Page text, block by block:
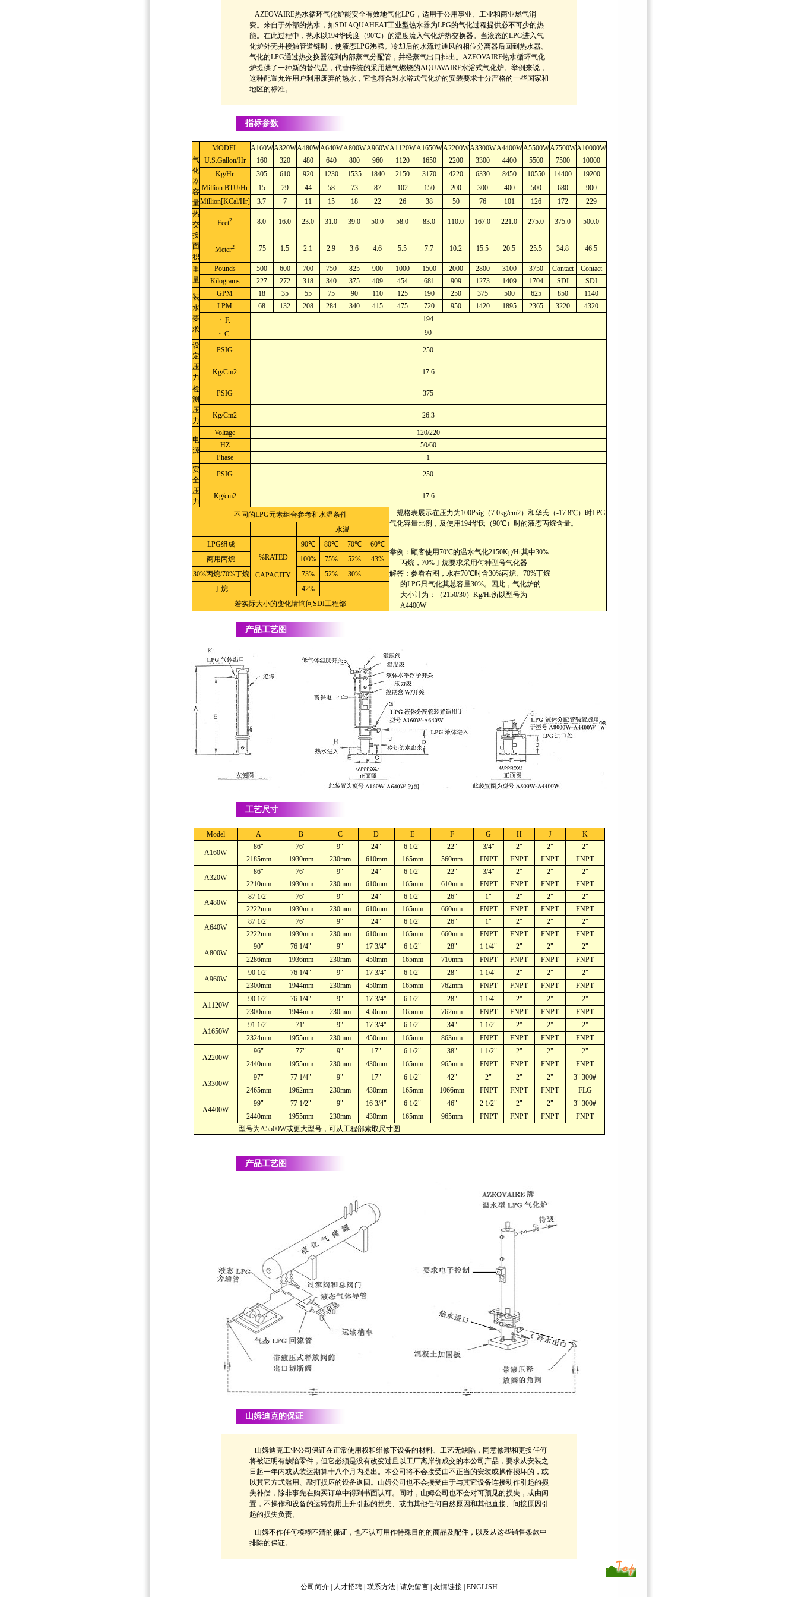
AZEOVAIRE热水循环气化炉能安全有效地气化LPG，适用于公用事业、工业和商业燃气消
费。来自于外部的热水，如SDI AQUAHEAT工业型热水器为LPG的气化过程提供必不可少的热
能。在此过程中，热水以194华氏度（90℃）的温度流入气化炉热交换器。当液态的LPG进入气
化炉外壳并接触管道链时，使液态LPG沸腾。冷却后的水流过通风的相位分离器后回到热水器。
气化的LPG通过热交换器流到内部蒸气分配管，并经蒸气出口排出。AZEOVAIRE热水循环气化
炉提供了一种新的替代品，代替传统的采用燃气燃烧的AQUAVAIRE水浴式气化炉。举例来说，
这种配置允许用户利用废弃的热水，它也符合对水浴式气化炉的安装要求十分严格的一些国家和
地区的标准。
指标参数
MODEL A160WA320WA480WA640WA800WA960WA1120WA1650WA2200WA3300WA4400WA5500WA7500WA10000W
气
化
器
容
量
U.S.Gallon/Hr 160 320 480 640 800 960 1120 1650 2200 3300 4400 5500 7500
10000
Kg/Hr
305 610 920 1230 1535 1840 2150 3170 4220 6330 8450 10550 14400
19200
Million BTU/Hr
15 29 44 58 73 87 102 150 200 300 400 500 680
900
Million[KCal/Hr]
3.7 7 11 15 18 22 26 38 50 76 101 126 172
229
热
交
换
面
积
Feet2 8.0 16.0 23.0 31.0 39.0 50.0 58.0 83.0 110.0 167.0 221.0 275.0 375.0 500.0
Meter2 .75 1.5 2.1 2.9 3.6 4.6 5.5 7.7 10.2 15.5 20.5 25.5 34.8 46.5
重
量
Pounds 500 600 700 750 825 900 1000 1500 2000 2800 3100 3750 Contact
Contact
Kilograms
227 272 318 340 375 409 454 681 909 1273 1409 1704 SDI
SDI
装
水
要
求
GPM 18 35 55 75 90 110 125 190 250 375 500 625 850
1140
LPM
68 132 208 284 340 415 475 720 950 1420 1895 2365 3220 4320
F. 194
C.
90
设
定
压
力
PSIG 250
Kg/Cm2
17.6
检
测
压
力
PSIG 375
Kg/Cm2 26.3
电
源
Voltage
120/220
HZ
50/60
Phase
1
安
全
压
力
PSIG 250
Kg/cm2 17.6
不同的LPG元素组合参考和水温条件
规格表展示在压力为100Psig（7.0kg/cm2）和华氏（-17.8℃）时LPG
气化容量比例，及使用194华氏（90℃）时的液态丙烷含量。
举例：顾客使用70℃的温水气化2150Kg/Hr其中30%
丙烷，70%丁烷要求采用何种型号气化器
解答：参看右图，水在70℃时含30%丙烷、70%丁烷
的LPG只气化其总容量30%。因此，气化炉的
大小计为：（2150/30）Kg/Hr所以型号为
A4400W
水温
LPG组成
%RATED
CAPACITY
90℃ 80℃ 70℃
60℃
商用丙烷
100% 75% 52%
43%
30%丙烷/70%丁烷
73% 52%
30%
丁烷
42%
若实际大小的变化请询问SDI工程部
产品工艺图
工艺尺寸
Model A B C D E F G H J K
A160W
86" 76" 9" 24" 6 1/2" 22" 3/4" 2" 2"
2"
2185mm
1930mm 230mm 610mm 165mm 560mm FNPT FNPT FNPT FNPT
A320W
86" 76" 9" 24" 6 1/2" 22" 3/4" 2" 2"
2"
2210mm
1930mm 230mm 610mm 165mm 610mm FNPT FNPT FNPT FNPT
A480W
87 1/2" 76" 9" 24" 6 1/2" 26" 1" 2" 2"
2"
2222mm
1930mm 230mm 610mm 165mm 660mm FNPT FNPT FNPT FNPT
A640W
87 1/2" 76" 9" 24" 6 1/2" 26" 1" 2" 2"
2"
2222mm
1930mm 230mm 610mm 165mm 660mm FNPT FNPT FNPT FNPT
A800W
90" 76 1/4" 9" 17 3/4" 6 1/2" 28" 1 1/4" 2" 2"
2"
2286mm
1936mm 230mm 450mm 165mm 710mm FNPT FNPT FNPT FNPT
A960W
90 1/2" 76 1/4" 9" 17 3/4" 6 1/2" 28" 1 1/4" 2" 2"
2"
2300mm
1944mm 230mm 450mm 165mm 762mm FNPT FNPT FNPT FNPT
A1120W
90 1/2" 76 1/4" 9" 17 3/4" 6 1/2" 28" 1 1/4" 2" 2"
2"
2300mm
1944mm 230mm 450mm 165mm 762mm FNPT FNPT FNPT FNPT
A1650W
91 1/2" 71" 9" 17 3/4" 6 1/2" 34" 1 1/2" 2" 2"
2"
2324mm
1955mm 230mm 450mm 165mm 863mm FNPT FNPT FNPT FNPT
A2200W
96" 77" 9" 17" 6 1/2" 38" 1 1/2" 2" 2"
2"
2440mm
1955mm 230mm 430mm 165mm 965mm FNPT FNPT FNPT FNPT
A3300W
97" 77 1/4" 9" 17" 6 1/2" 42" 2" 2" 2"
3" 300#
2465mm
1962mm 230mm 430mm 165mm 1066mm FNPT FNPT FNPT FLG
A4400W
99" 77 1/2" 9" 16 3/4" 6 1/2" 46" 2 1/2" 2" 2"
3" 300#
2440mm
1955mm 230mm 430mm 165mm 965mm FNPT FNPT FNPT
FNPT
型号为A5500W或更大型号，可从工程部索取尺寸图
产品工艺图
山姆迪克的保证
山姆迪克工业公司保证在正常使用权和维修下设备的材料、工艺无缺陷，同意修理和更换任何
将被证明有缺陷零件，但它必须是没有改变过且以工厂离岸价成交的本公司产品，要求从安装之
日起一年内或从装运期算十八个月内提出。本公司将不会接受由不正当的安装或操作损坏的，或
以其它方式滥用、敲打损坏的设备退回。山姆公司也不会接受由于与其它设备连接动作引起的损
失补偿，除非事先在购买订单中得到书面认可。同时，山姆公司也不会对可预见的损失，或由闲
置，不操作和设备的运转费用上升引起的损失、或由其他任何自然原因和其他直接、间接原因引
起的损失负责。
山姆不作任何模糊不清的保证，也不认可用作特殊目的的商品及配件，以及从这些销售条款中
排除的保证。
公司简介 人才招聘 联系方法 请您留言 友情链接 ENGLISH